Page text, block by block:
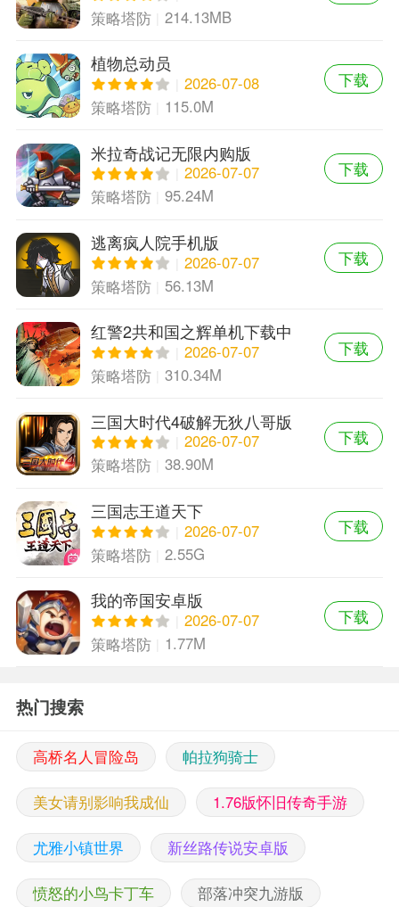
策略塔防
214.13MB
植物总动员
2026-07-08
策略塔防
115.0M
下载
米拉奇战记无限内购版
2026-07-07
策略塔防
95.24M
下载
逃离疯人院手机版
2026-07-07
策略塔防
56.13M
下载
红警2共和国之辉单机下载中
文版
2026-07-07
策略塔防
310.34M
下载
三国大时代4破解无狄八哥版
2026-07-07
策略塔防
38.90M
下载
三国志王道天下
2026-07-07
策略塔防
2.55G
下载
我的帝国安卓版
2026-07-07
策略塔防
1.77M
下载
热门搜索
高桥名人冒险岛 帕拉狗骑士
美女请别影响我成仙 1.76版怀旧传奇手游
尤雅小镇世界 新丝路传说安卓版
愤怒的小鸟卡丁车 部落冲突九游版